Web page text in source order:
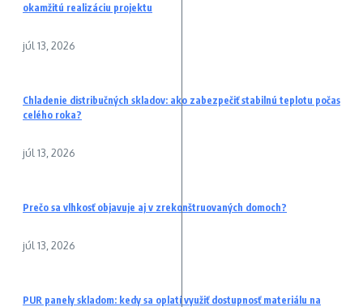
okamžitú realizáciu projektu
júl 13, 2026
Chladenie distribučných skladov: ako zabezpečiť stabilnú teplotu počas
celého roka?
júl 13, 2026
Prečo sa vlhkosť objavuje aj v zrekonštruovaných domoch?
júl 13, 2026
PUR panely skladom: kedy sa oplatí využiť dostupnosť materiálu na